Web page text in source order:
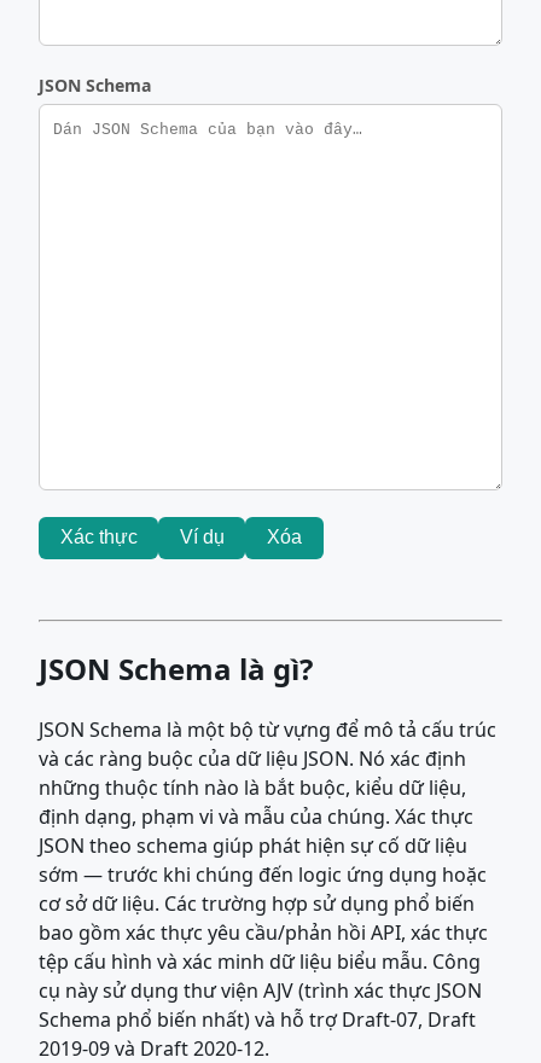
JSON Schema
Xác thực Ví dụ Xóa
JSON Schema là gì?
JSON Schema là một bộ từ vựng để mô tả cấu trúc
và các ràng buộc của dữ liệu JSON. Nó xác định
những thuộc tính nào là bắt buộc, kiểu dữ liệu,
định dạng, phạm vi và mẫu của chúng. Xác thực
JSON theo schema giúp phát hiện sự cố dữ liệu
sớm — trước khi chúng đến logic ứng dụng hoặc
cơ sở dữ liệu. Các trường hợp sử dụng phổ biến
bao gồm xác thực yêu cầu/phản hồi API, xác thực
tệp cấu hình và xác minh dữ liệu biểu mẫu. Công
cụ này sử dụng thư viện AJV (trình xác thực JSON
Schema phổ biến nhất) và hỗ trợ Draft-07, Draft
2019-09 và Draft 2020-12.